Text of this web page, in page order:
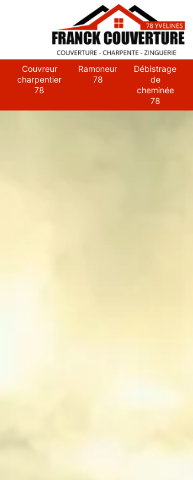
Couvreur
charpentier
78
Ramoneur
78
Débistrage
de
cheminée
78